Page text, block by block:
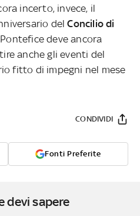
incerto, invece, il
delConcilio di
deve ancora
anche gli eventi del
fitto di impegni nel mese
Fonti Preferite
CONDIVIDI
devi sapere